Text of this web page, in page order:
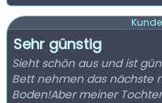
Sehr günstig
Sieht schön aus und ist
Bett nehmen das nächste
Boden!Aber meiner